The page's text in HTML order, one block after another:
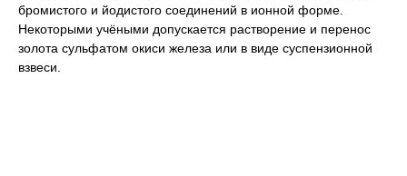
бромистого и йодистого соединений в ионной форме.
Некоторыми учёными допускается растворение и перенос
золота сульфатом окиси железа или в виде суспензионной
взвеси.